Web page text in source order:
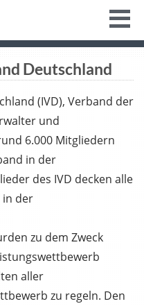
Deutschland
(IVD), Verband der
und
6.000 Mitgliedern
in der
des IVD decken alle
in der
zu dem Zweck
aller
zu regeln. Den